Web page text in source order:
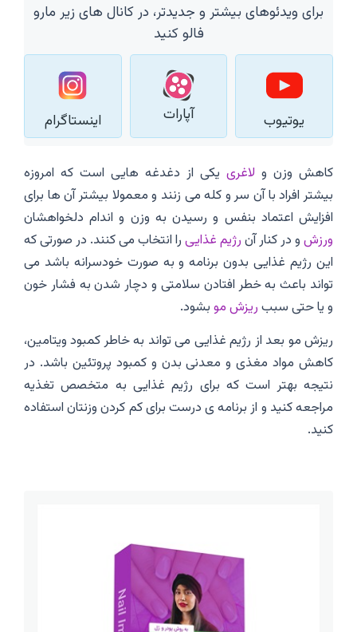
برای ویدئوهای بیشتر و جدیدتر، در کانال های زیر مارو
فالو کنید
یوتیوب آپارات اینستاگرام
کاهش وزن و لاغری یکی از دغدغه هایی است که امروزه
بیشتر افراد با آن سر و کله می زنند و معمولا بیشتر آن ها برای
افزایش اعتماد بنفس و رسیدن به وزن و اندام دلخواهشان
ورزشو در کنار آنرژیم غذاییرا انتخاب می کنند. در صورتی که
این رژیم غذایی بدون برنامه و به صورت خودسرانه باشد می
تواند باعث به خطر افتادن سلامتی و دچار شدن به فشار خون
و یا حتی سببریزش موبشود.
ریزش مو بعد از رژیم غذایی می تواند به خاطر کمبود ویتامین،
کاهش مواد مغذی و معدنی بدن و کمبود پروتئین باشد. در
نتیجه بهتر است که برای رژیم غذایی به متخصص تغذیه
مراجعه کنید و از برنامه ی درست برای کم کردن وزنتان استفاده
کنید.